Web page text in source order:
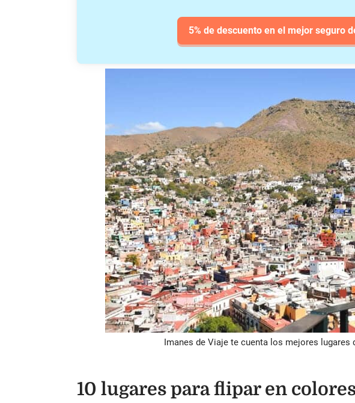
5% de descuento en el mejor seguro
Imanes de Viaje te cuenta los mejores lugares
10 lugares para flipar en